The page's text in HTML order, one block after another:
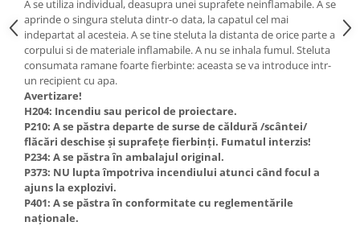
A se utiliza individual, deasupra unei suprafete neinflamabile. A se
aprinde o singura steluta dintr-o data, la capatul cel mai
indepartat al acesteia. A se tine steluta la distanta de orice parte a
corpului si de materiale inflamabile. A nu se inhala fumul. Steluta
consumata ramane foarte fierbinte: aceasta se va introduce intr-
un recipient cu apa.
Avertizare!
H204: Incendiu sau pericol de proiectare.
P210: A se păstra departe de surse de căldură /scântei/
flăcări deschise și suprafețe fierbinți. Fumatul interzis!
P234: A se păstra în ambalajul original.
P373: NU lupta împotriva incendiului atunci când focul a
ajuns la explozivi.
P401: A se păstra în conformitate cu reglementările
naționale.